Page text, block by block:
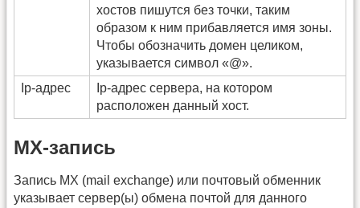
хостов пишутся без точки, таким
образом к ним прибавляется имя зоны.
Чтобы обозначить домен целиком,
указывается символ «@».
Ip-адрес
Ip-адрес сервера, на котором
расположен данный хост.
MX-запись
Запись MX (mail exchange) или почтовый обменник
указывает сервер(ы) обмена почтой для данного